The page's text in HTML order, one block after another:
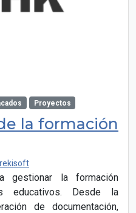
Proyectos
la formación
gestionar la formación
educativos. Desde la
de documentación,